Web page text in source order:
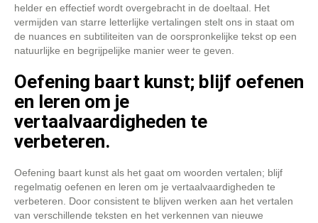
helder en effectief wordt overgebracht in de doeltaal. Het
vermijden van starre letterlijke vertalingen stelt ons in staat om
de nuances en subtiliteiten van de oorspronkelijke tekst op een
natuurlijke en begrijpelijke manier weer te geven.
Oefening baart kunst; blijf oefenen
en leren om je
vertaalvaardigheden te
verbeteren.
Oefening baart kunst als het gaat om woorden vertalen; blijf
regelmatig oefenen en leren om je vertaalvaardigheden te
verbeteren. Door consistent te blijven werken aan het vertalen
van verschillende teksten en het verkennen van nieuwe